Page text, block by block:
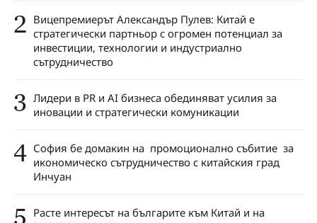
2 Вицепремиерът Александър Пулев: Китай е
стратегически партньор с огромен потенциал за
инвестиции, технологии и индустриално
сътрудничество
3 Лидери в PR и AI бизнеса обединяват усилия за
иновации и стратегически комуникации
4 София бе домакин на промоционално събитие за
икономическо сътрудничество с китайския град
Инчуан
5 Расте интересът на българите към Китай и на